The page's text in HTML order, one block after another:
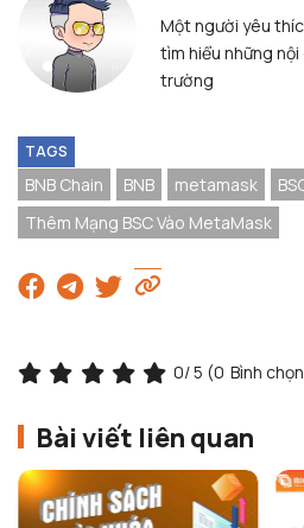
Một người yêu
tìm hiểu những
trường
TAGS
BNB Chain BNB metamask
Thêm Mạng BSC Vào MetaMask
0/ 5 (0 Bình
Bài viết liên quan